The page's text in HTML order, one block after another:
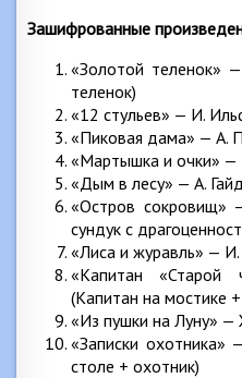
Зашифрованные
«Золотой
теленок)
«12 стульев» — И.
«Пиковая дама» — А.
«Мартышка и очки» —
«Дым в лесу» — А.
«Остров сокровищ»
сундук с
«Лиса и журавль» —
«Капитан
(Капитан на мостике
«Из пушки на Луну» —
«Записки охотника»
столе + охотник)